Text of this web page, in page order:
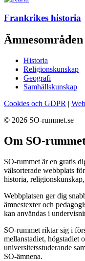
Frankrikes historia
Ämnesområden
Historia
Religionskunskap
Geografi
Samhällskunskap
Cookies och GDPR |
© 2026 SO-rummet.se
Om SO-
SO-rummet är en gratis
välsorterade webbplats
historia,
Webbplatsen ger dig
ämnestexter och
kan användas i
SO-rummet riktar sig i
mellanstadiet, högstadiet
universitetsstuderande
SO-ämnena.